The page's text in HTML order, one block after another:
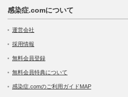
感染症.comについて
運営会社
採用情報
無料会員登録
無料会員特典について
感染症.comのご利用ガイドMAP